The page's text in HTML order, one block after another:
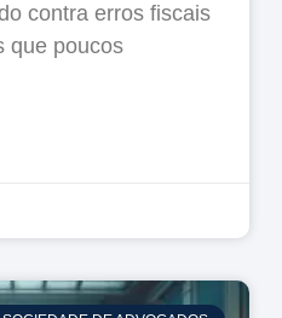
contra erros fiscais
que poucos